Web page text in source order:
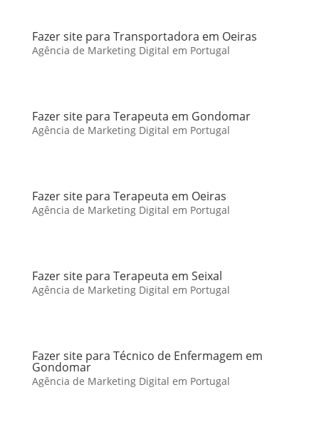
Fazer site para Transportadora em Oeiras
Agência de Marketing Digital em Portugal
Fazer site para Terapeuta em Gondomar
Agência de Marketing Digital em Portugal
Fazer site para Terapeuta em Oeiras
Agência de Marketing Digital em Portugal
Fazer site para Terapeuta em Seixal
Agência de Marketing Digital em Portugal
Fazer site para Técnico de Enfermagem em
Gondomar
Agência de Marketing Digital em Portugal